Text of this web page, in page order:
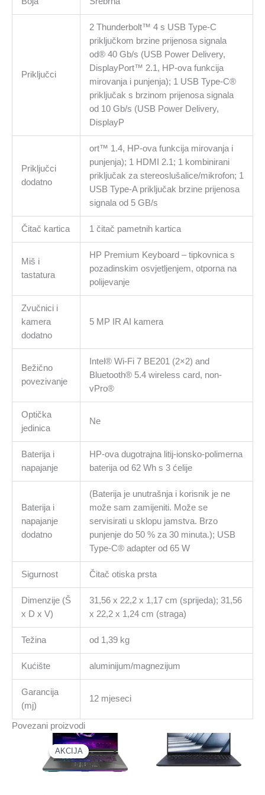
Priključci
2 Thunderbolt™ 4 s USB Type-C
priključkom brzine prijenosa signala
od® 40 Gb/s (USB Power Delivery,
DisplayPort™ 2.1, HP-ova funkcija
mirovanja i punjenja); 1 USB Type-C®
priključak s brzinom prijenosa signala
od 10 Gb/s (USB Power Delivery,
DisplayP
Priključci
dodatno
ort™ 1.4, HP-ova funkcija mirovanja i
punjenja); 1 HDMI 2.1; 1 kombinirani
priključak za stereoslušalice/mikrofon; 1
USB Type-A priključak brzine prijenosa
signala od 5 GB/s
Čitač kartica 1 čitač pametnih kartica
Miš i
tastatura
HP Premium Keyboard – tipkovnica s
pozadinskim osvjetljenjem, otporna na
polijevanje
Zvučnici i
kamera
dodatno
5 MP IR AI kamera
Bežično
povezivanje
Intel® Wi-Fi 7 BE201 (2×2) and
Bluetooth® 5.4 wireless card, non-
vPro®
Optička
jedinica
Ne
Baterija i
napajanje
HP-ova dugotrajna litij-ionsko-polimerna
baterija od 62 Wh s 3 ćelije
Baterija i
napajanje
dodatno
(Baterija je unutrašnja i korisnik je ne
može sam zamijeniti. Može se
servisirati u sklopu jamstva. Brzo
punjenje do 50 % za 30 minuta.); USB
Type-C® adapter od 65 W
Sigurnost Čitač otiska prsta
Dimenzije (Š
x D x V)
31,56 x 22,2 x 1,17 cm (sprijeda); 31,56
x 22,2 x 1,24 cm (straga)
Težina od 1,39 kg
Kućište aluminijum/magnezijum
Garancija
(mj)
12 mjeseci
Povezani proizvodi
AKCIJA
AKCIJA